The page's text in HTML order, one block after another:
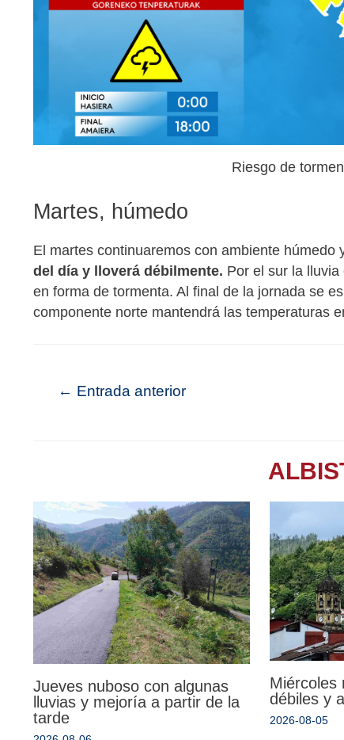
Riesgo de
Martes, húmedo
El martes continuaremos con ambiente húmedo
del día y lloverá débilmente. Por el sur la
en forma de tormenta. Al final de la jornada se
componente norte mantendrá las temperaturas
← Entrada anterior
Jueves nuboso con algunas
lluvias y mejoría a partir de la
tarde
Miércoles
débiles y
2026-08-05